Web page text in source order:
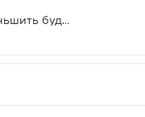
Украина просит отсрочить или уменьшить будущие взносы в бюджет ЕС